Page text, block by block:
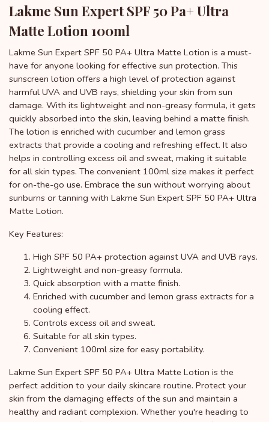
Lakme Sun Expert SPF 50 Pa+ Ultra
Matte Lotion 100ml
Lakme Sun Expert SPF 50 PA+ Ultra Matte Lotion is a must-
have for anyone looking for effective sun protection. This
sunscreen lotion offers a high level of protection against
harmful UVA and UVB rays, shielding your skin from sun
damage. With its lightweight and non-greasy formula, it gets
quickly absorbed into the skin, leaving behind a matte finish.
The lotion is enriched with cucumber and lemon grass
extracts that provide a cooling and refreshing effect. It also
helps in controlling excess oil and sweat, making it suitable
for all skin types. The convenient 100ml size makes it perfect
for on-the-go use. Embrace the sun without worrying about
sunburns or tanning with Lakme Sun Expert SPF 50 PA+ Ultra
Matte Lotion.
Key Features:
High SPF 50 PA+ protection against UVA and UVB rays.
Lightweight and non-greasy formula.
Quick absorption with a matte finish.
Enriched with cucumber and lemon grass extracts for a
cooling effect.
Controls excess oil and sweat.
Suitable for all skin types.
Convenient 100ml size for easy portability.
Lakme Sun Expert SPF 50 PA+ Ultra Matte Lotion is the
perfect addition to your daily skincare routine. Protect your
skin from the damaging effects of the sun and maintain a
healthy and radiant complexion. Whether you're heading to